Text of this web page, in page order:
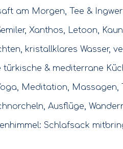
am Morgen, Tee &
Xanthos, Letoon,
kristallklares Wasser,
türkische & mediterrane
Meditation,
Ausflüge,
Schlafsack